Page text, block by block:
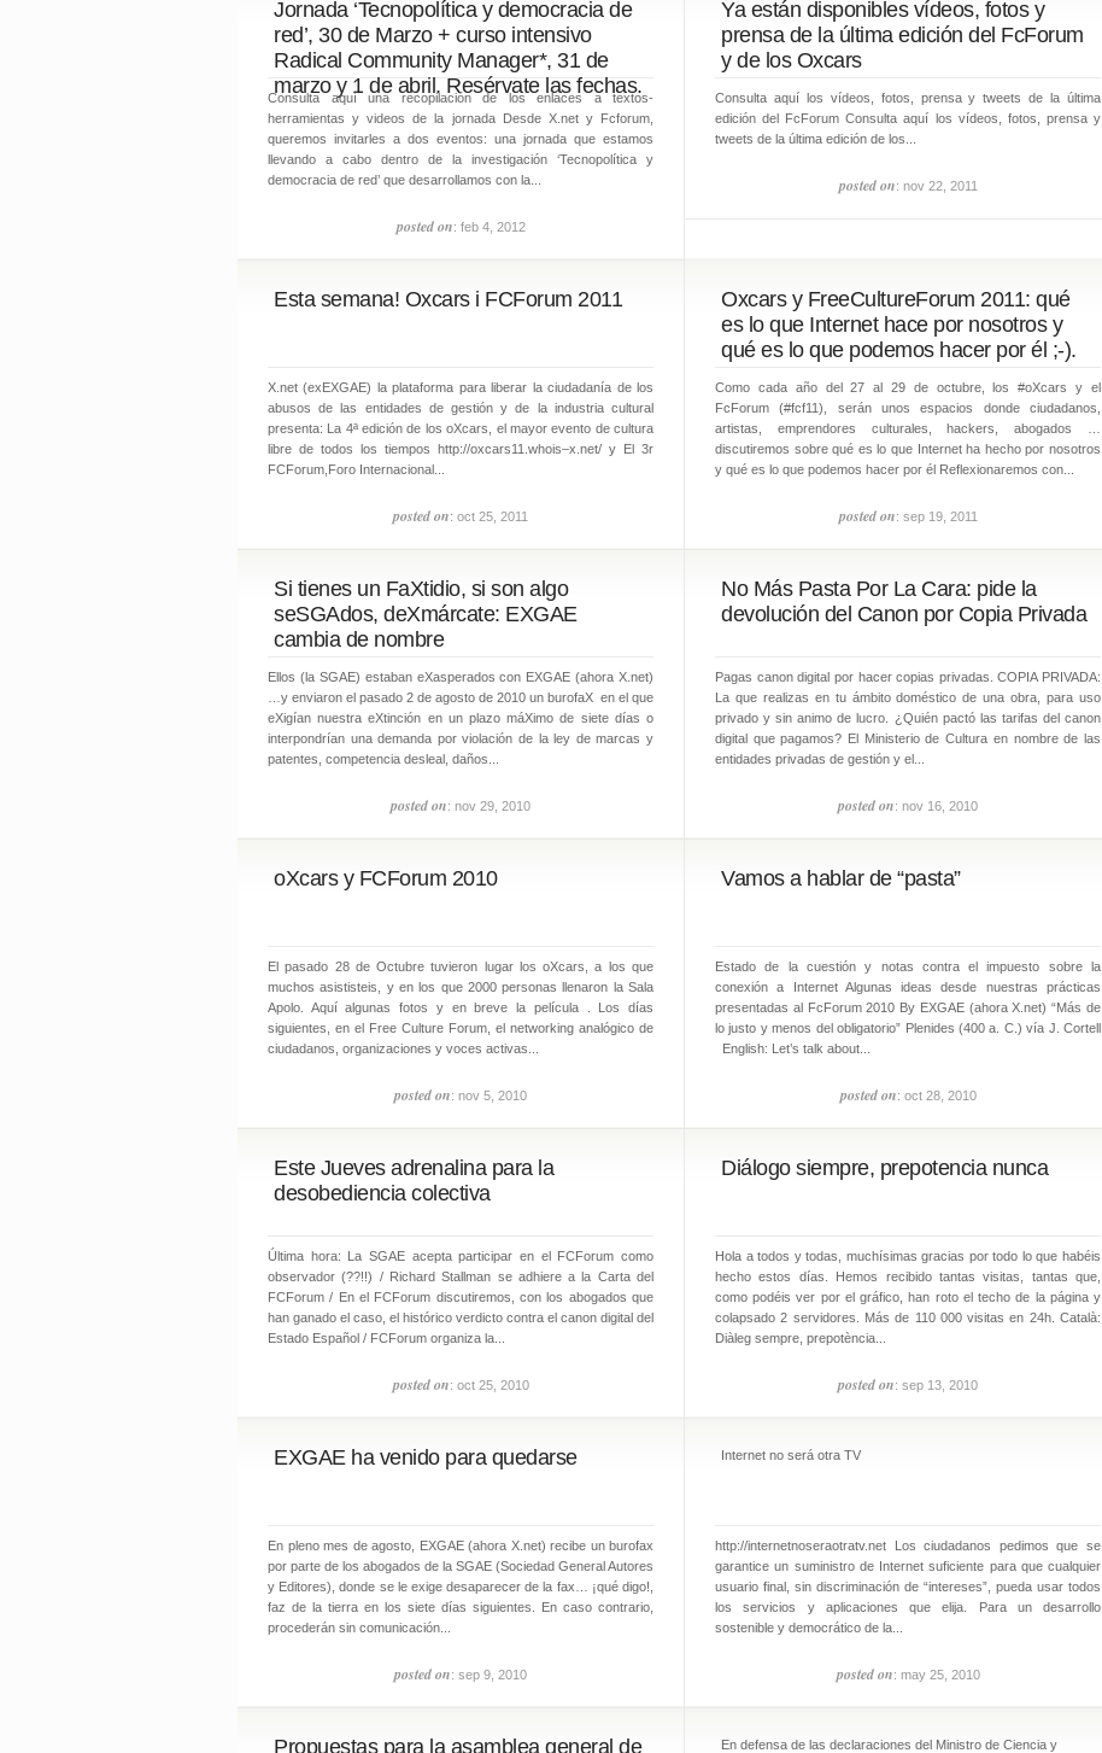
Jornada ‘Tecnopolítica y democracia de
red’, 30 de Marzo + curso intensivo
Radical Community Manager*, 31 de
marzo y 1 de abril. Resérvate las fechas.
Consulta aquí una recopilación de los enlaces a textos-
herramientas y videos de la jornada Desde X.net y Fcforum,
queremos invitarles a dos eventos: una jornada que estamos
llevando a cabo dentro de la investigación ‘Tecnopolítica y
democracia de red’ que desarrollamos con la...
posted on: feb 4, 2012
Ya están disponibles vídeos, fotos y
prensa de la última edición del FcForum
y de los Oxcars
Consulta aquí los vídeos, fotos, prensa y tweets de la última
edición del FcForum Consulta aquí los vídeos, fotos, prensa y
tweets de la última edición de los...
posted on: nov 22, 2011
Esta semana! Oxcars i FCForum 2011
X.net (exEXGAE) la plataforma para liberar la ciudadanía de los
abusos de las entidades de gestión y de la industria cultural
presenta: La 4ª edición de los oXcars, el mayor evento de cultura
libre de todos los tiempos http://oxcars11.whois–x.net/ y El 3r
FCForum,Foro Internacional...
posted on: oct 25, 2011
Oxcars y FreeCultureForum 2011: qué
es lo que Internet hace por nosotros y
qué es lo que podemos hacer por él ;-).
Como cada año del 27 al 29 de octubre, los #oXcars y el
FcForum (#fcf11), serán unos espacios donde ciudadanos,
artistas, emprendores culturales, hackers, abogados …
discutiremos sobre qué es lo que Internet ha hecho por nosotros
y qué es lo que podemos hacer por él Reflexionaremos con...
posted on: sep 19, 2011
Si tienes un FaXtidio, si son algo
seSGAdos, deXmárcate: EXGAE
cambia de nombre
Ellos (la SGAE) estaban eXasperados con EXGAE (ahora X.net)
…y enviaron el pasado 2 de agosto de 2010 un burofaX en el que
eXigían nuestra eXtinción en un plazo máXimo de siete días o
interpondrían una demanda por violación de la ley de marcas y
patentes, competencia desleal, daños...
posted on: nov 29, 2010
No Más Pasta Por La Cara: pide la
devolución del Canon por Copia Privada
Pagas canon digital por hacer copias privadas. COPIA PRIVADA:
La que realizas en tu ámbito doméstico de una obra, para uso
privado y sin animo de lucro. ¿Quién pactó las tarifas del canon
digital que pagamos? El Ministerio de Cultura en nombre de las
entidades privadas de gestión y el...
posted on: nov 16, 2010
oXcars y FCForum 2010
El pasado 28 de Octubre tuvieron lugar los oXcars, a los que
muchos asististeis, y en los que 2000 personas llenaron la Sala
Apolo. Aquí algunas fotos y en breve la película . Los días
siguientes, en el Free Culture Forum, el networking analógico de
ciudadanos, organizaciones y voces activas...
posted on: nov 5, 2010
Vamos a hablar de “pasta”
Estado de la cuestión y notas contra el impuesto sobre la
conexión a Internet Algunas ideas desde nuestras prácticas
presentadas al FcForum 2010 By EXGAE (ahora X.net) “Más de
lo justo y menos del obligatorio” Plenides (400 a. C.) vía J. Cortell
English: Let’s talk about...
posted on: oct 28, 2010
Este Jueves adrenalina para la
desobediencia colectiva
Última hora: La SGAE acepta participar en el FCForum como
observador (??!!) / Richard Stallman se adhiere a la Carta del
FCForum / En el FCForum discutiremos, con los abogados que
han ganado el caso, el histórico verdicto contra el canon digital del
Estado Español / FCForum organiza la...
posted on: oct 25, 2010
Diálogo siempre, prepotencia nunca
Hola a todos y todas, muchísimas gracias por todo lo que habéis
hecho estos días. Hemos recibido tantas visitas, tantas que,
como podéis ver por el gráfico, han roto el techo de la página y
colapsado 2 servidores. Más de 110 000 visitas en 24h. Català:
Diàleg sempre, prepotència...
posted on: sep 13, 2010
EXGAE ha venido para quedarse
En pleno mes de agosto, EXGAE (ahora X.net) recibe un burofax
por parte de los abogados de la SGAE (Sociedad General Autores
y Editores), donde se le exige desaparecer de la fax… ¡qué digo!,
faz de la tierra en los siete días siguientes. En caso contrario,
procederán sin comunicación...
posted on: sep 9, 2010
Internet no será otra TV
http://internetnoseraotratv.net Los ciudadanos pedimos que se
garantice un suministro de Internet suficiente para que cualquier
usuario final, sin discriminación de “intereses”, pueda usar todos
los servicios y aplicaciones que elija. Para un desarrollo
sostenible y democrático de la...
posted on: may 25, 2010
Propuestas para la asamblea general de
En defensa de las declaraciones del Ministro de Ciencia y